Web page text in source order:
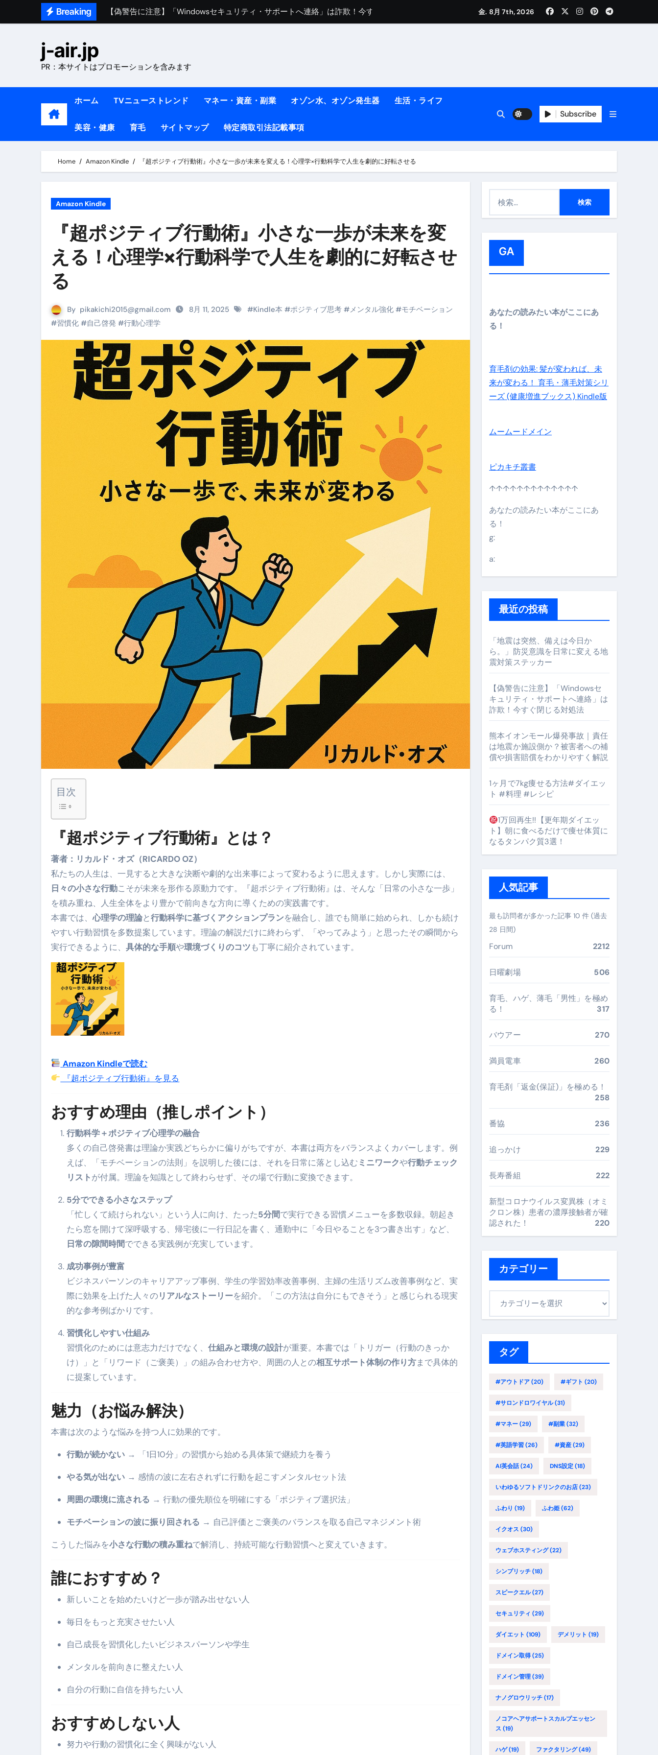
Breaking
熊本イオンモール爆発事故｜責任は地震か施設側か？被害者への補償や損害賠償をわかりやすく解説
【医者が教える】本当に痩せる薬はコレ！ #医療ダイエット
中町綾が2週間で3.5kg痩せた方法 #shots
【医者が解説】このふくらはぎ痩せ本当に効果ある？ #エクササイズ
【美容】ダイエットに対する私の考え方と実践方法を解説します【健康】
【1日ダイエットルーティン】運動なしで2ヶ月で10kg減量した、私の痩せる9つの習慣 | レシピ付き | ダイエット中の食事
『葬送のフリーレン』の学び｜時間・記憶・名言・人生哲学から読み解く生き方
リサイクル業者の無料回収・無料査定は危険？情報収集との関係と見分け方を解説
山梨県震度6弱と富士山噴火の関係｜最新観測データと前兆現象を徹底解説【2026】
青森県震度6とベネゼエラM7級地震の関連性は？
金融ブラックでも毎日「ビットコイン」がもらえる超お得アプリ
【輸入消費税】輸入に消費税はかかるのか？勘定科目・仕訳・申告書記載方法
この動画は国にすぐ消されます。これが日本が残念な国になった理由です。国民は●●をしないとこの先さらに貧しくなります。【 竹花貴騎 切り抜き 会社員
意外にありえる？日経平均40000円を妄想シナリオ検証してみた！ズボラ株投資
アフィリエイト【稼げるキーワード】一覧※YouTubeブログSNS共通
【必見】融資受けるなら”コレ”を確実に取り組むべき！ #shorts
弁護士が教える「投資詐欺」に引っかからないための方法 #投資詐欺 #詐欺 #弁護士 #法律
【PR】フリーランス必見！入金前の売上をすぐに現金で受け取る方法
【2023年最新】金融ブラックでも可能な資金調達法3選！#shorts
個人事業主は銀行から融資を受けるとリスクが高い #shorts
【誰でも出来る】3万円が10％増量の「33000円」になる！
【即金】3時間で5万円稼ぐセルフバックの全貌！危険回避と安全な稼ぎ方を徹底解説
【超高騰】爆上がりしたビットコインに695万円も投資してる営業39歳サラリーマン【2025年10月3日】 #bitcoin #全財産 #暗号資産
Q：借りた借金を返さなくていい場合ってありますか？#Shorts
【必見】もう営業電話は怖くない！初心者でも成果を出す電話の仕方はコレ！
フリーランス・個人事業主におすすめの資金調達4選
自己破産中に絶対にしてはダメなこと7選
自己破産にまつわるよくある勘違い4選#Shorts
体脂肪が落ちる朝食3選 #ダイエット
No.102 9割が勘違い 自己破産の真実
アーモンドを毎日食べたらどうなるの？①【30秒でわかる効果まとめ】#アーモンド #ダイエット #筋トレ #美容 #健康 #雑学 #ナレーター #小林将大
【ひろゆき】借金1億円あります 返済か、自己破産かひろゆきさんならどちらを選びますか？ #shorts
セラピストのための！美容、健康、ダイエットにとても重要な女性ホルモンと男性ホルモン
弁護士解説【詐欺被害】警察に行っても返金されません
ムームードメイン 2月のおすすめドメイン特集- ビジネスの信用を築く――そのすべての起点となるのが独自ドメイン
FRONTIER スーパーセール2026 完全攻略ガイド 今こそ買い時！ゲーミングPC・高性能BTOを最安で手に入れる方法
なくす不安と消える恐怖をゼロにする時代へ Pebblebee × iMazing で完成する「究極のスマホ防衛システム」完全ガイド
使った分だけ支払う、いちばん賢いスマホ代。 BB.exciteモバイル「Fitプラン」完全ガイド
英語が「聞こえる・分かる・話せる」に変わる30日間 ― 科学的メソッドで英語脳を作る完全ガイド
【海外ツアー完全ガイド】アジア最安1万円台＆ハワイ朝食付き割引まで網羅 ― “失敗せずに選ぶ”実践大全
新春スペシャルセール完全ガイド：国内航空券＋ホテルが“セット割”で最安級！ スカイマーク／Peach／FDA／ソラシドエアを目的別に選ぶコツと、失敗し
【ムームードメイン】 【.site】今注目のドメインをご紹介
何をするサイトか”が一目で伝わる。いま選ばれている新定番ドメイン
梅干しを毎日食べたらどうなるの？①【30秒でわかる効果まとめ】#梅干し #ダイエット #筋トレ #美容 #健康 #雑学 #ナレーター #小林将大
ブルーベリーを毎日食べたらどうなるの？②【30秒でわかる効果まとめ】#ダイエット #筋トレ #美容 #健康 #雑学 #ナレーター #小林将大
バナナを毎日食べたらどうなるの？①【30秒でわかる効果まとめ】#バナナ #ダイエット #筋トレ #美容 #健康 #雑学 #ナレーター #小林将大
筋トレせずにプロテインを飲み続けたらどうなるのか？ #ダイエット #プロテイン #痩せる
ドメイン取得からホームページ完成まで。ムームードメインなら“全部まとめて”安心スタート
【最新版】掛け布団の選び方“完全攻略”｜シンサレート・羽毛・人工羽毛・調温・吸湿発熱…あなたの寝室に最適解を出す快眠ガイド
【アシストステッパー】ハンドル付き・筋力アシスト・ツイスト・天然木まで徹底分類！室内で“足腰と体幹”を育てる選び方＆続け方ガイド
【2026年最新保存版】エアトリ超新春セール＆セット割完全攻略ガイド｜海外・国内旅行を最安値で実現する究極の旅術
コロナウイルス完全解説ガイド ― 正しく知ることが、最大の感染対策になる ―
「3秒で整う、新しい栄養補給」 飲むミスト（IN MIST）とは何か──「飲む」という行為を再定義する新しいサプリ体験
クリスマスの魔法で、心と未来を彩る方法――「ただのイベント」を一生の思い出に変える完全ガイドブック
【最新】手袋の選び方 完全ガイド｜スマホ対応・防寒・撥水・作業用（ニトリル/ビニール）まで目的別に失敗しない
電気カミソリ完全ガイド｜深剃り・肌へのやさしさ・防水・充電方式まで失敗しない選び方
補聴器の選び方 完全ガイド｜集音器との違い・タイプ別比較・価格の考え方・失敗しないチェックリスト（高齢者にも）
失敗しない「爪切り」完全ガイド：高級クリッパー・ニッパー・電動まで、硬い爪／巻き爪／飛び散り対策の選び方
失敗しない「カニ」完全ガイド：ズワイ・タラバ・ポーション・カット済みの選び方と、年末年始に“満足度MAX”で食べるコツ
松前漬とは何か──北海道の海と暮らしが生んだ“完成された保存食文化”
「地震は突然、備えは今日から。」防災意識を日常に変える地震対策ステッカー
金. 8月 7th, 2026
j-air.jp
PR：本サイトはプロモーションを含みます
ホーム TVニューストレンド マネー・資産・副業 オゾン水、オゾン発生器 生活・ライフ
美容・健康 育毛 サイトマップ 特定商取引法記載事項
Subscribe
Home Amazon Kindle 『超ポジティブ行動術』小さな一歩が未来を変える！心理学×行動科学で人生を劇的に好転させる
Amazon Kindle
『超ポジティブ行動術』小さな一歩が未来を変
える！心理学×行動科学で人生を劇的に好転させ
る
By pikakichi2015@gmail.com 8月 11, 2025 #Kindle本 #ポジティブ思考 #メンタル強化 #モチベーション
#習慣化 #自己啓発 #行動心理学
目次
『超ポジティブ行動術』とは？
著者：リカルド・オズ（RICARDO OZ）
私たちの人生は、一見すると大きな決断や劇的な出来事によって変わるように思えます。しかし実際には、
日々の小さな行動こそが未来を形作る原動力です。『超ポジティブ行動術』は、そんな「日常の小さな一歩」
を積み重ね、人生全体をより豊かで前向きな方向に導くための実践書です。
本書では、心理学の理論と行動科学に基づくアクションプランを融合し、誰でも簡単に始められ、しかも続け
やすい行動習慣を多数提案しています。理論の解説だけに終わらず、「やってみよう」と思ったその瞬間から
実行できるように、 具体的な手順や環境づくりのコツも丁寧に紹介されています。
Amazon Kindleで読む
『超ポジティブ行動術』を見る
おすすめ理由（推しポイント）
行動科学＋ポジティブ心理学の融合
多くの自己啓発書は理論か実践どちらかに偏りがちですが、本書は両方をバランスよくカバーします。例
えば、「モチベーションの法則」を説明した後には、それを日常に落とし込む ミニワークや行動チェック
リストが付属。理論を知識として終わらせず、その場で行動に変換できます。
5分でできる小さなステップ
「忙しくて続けられない」という人に向け、たった5分間で実行できる習慣メニューを多数収録。朝起き
たら窓を開けて深呼吸する、帰宅後に一行日記を書く、通勤中に「今日やることを3つ書き出す」など、
日常の隙間時間でできる実践例が充実しています。
成功事例が豊富
ビジネスパーソンのキャリアアップ事例、学生の学習効率改善事例、主婦の生活リズム改善事例など、実
際に効果を上げた人々のリアルなストーリーを紹介。「この方法は自分にもできそう」と感じられる現実
的な参考例ばかりです。
習慣化しやすい仕組み
習慣化のためには意志力だけでなく、 仕組みと環境の設計が重要。本書では「トリガー（行動のきっか
け）」と「リワード（ご褒美）」の組み合わせ方や、周囲の人との相互サポート体制の作り方まで具体的
に提案しています。
魅力（お悩み解決）
本書は次のような悩みを持つ人に効果的です。
行動が続かない → 「1日10分」の習慣から始める具体策で継続力を養う
やる気が出ない → 感情の波に左右されずに行動を起こすメンタルセット法
周囲の環境に流される → 行動の優先順位を明確にする「ポジティブ選択法」
モチベーションの波に振り回される → 自己評価とご褒美のバランスを取る自己マネジメント術
こうした悩みを小さな行動の積み重ねで解消し、持続可能な行動習慣へと変えていきます。
誰におすすめ？
新しいことを始めたいけど一歩が踏み出せない人
毎日をもっと充実させたい人
自己成長を習慣化したいビジネスパーソンや学生
メンタルを前向きに整えたい人
自分の行動に自信を持ちたい人
おすすめしない人
努力や行動の習慣化に全く興味がない人
GA
あなたの読みたい本がここにあ
る！
育毛剤の効果: 髪が変われば、未
来が変わる！ 育毛・薄毛対策シリ
ーズ (健康増進ブックス) Kindle版
ムームードメイン
ピカキチ叢書
↑↑↑↑↑↑↑↑↑↑↑↑↑
あなたの読みたい本がここにあ
る！
g:
a:
最近の投稿
「地震は突然、備えは今日か
ら。」防災意識を日常に変える地
震対策ステッカー
【偽警告に注意】「Windowsセ
キュリティ・サポートへ連絡」は
詐欺！今すぐ閉じる対処法
熊本イオンモール爆発事故｜責任
は地震か施設側か？被害者への補
償や損害賠償をわかりやすく解説
1ヶ月で7kg痩せる方法#ダイエッ
ト #料理 #レシピ
1万回再生!!【更年期ダイエッ
ト】朝に食べるだけで痩せ体質に
なるタンパク質3選！
人気記事
最も訪問者が多かった記事 10 件 (過去
28 日間)
Forum 2212
日曜劇場 506
育毛、ハゲ、薄毛「男性」を極め
る！
317
バウアー 270
満員電車 260
育毛剤「返金(保証)」を極める！
258
番協 236
追っかけ 229
長寿番組 222
新型コロナウイルス変異株（オミ
クロン株）患者の濃厚接触者が確
認された！
220
カテゴリー
タグ
#アウトドア(20) #ギフト (20)
#サロンドロワイヤル(31)
#マネー(29) #副業(32)
#英語学習(26) #資産(29)
AI英会話(24) DNS設定(18)
いわゆるソフトドリンクのお店(23)
ふわり (19) ふわ姫(62)
イクオス (30)
ウェブホスティング(22)
シンプリッチ(18)
スピークエル(27)
セキュリティ (29)
ダイエット (109) デメリット (19)
ドメイン取得(25)
ドメイン管理(39)
ナノグロウリッチ(17)
ノコアヘアサポートスカルプエッセン
ス (19)
ハゲ(19) ファクタリング(49)